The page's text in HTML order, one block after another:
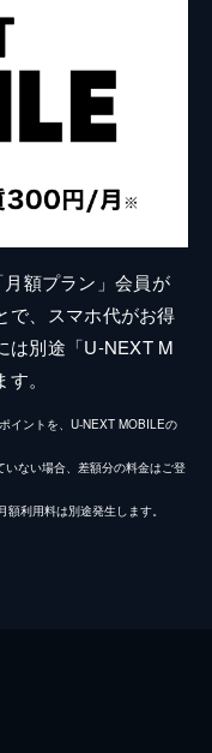
額プラン」会員が
で、スマホ代がお得
は別途「U-NEXT M
。
イントを、U-NEXT MOBILEの
ない場合、差額分の料金はご登
利用料は別途発生します。